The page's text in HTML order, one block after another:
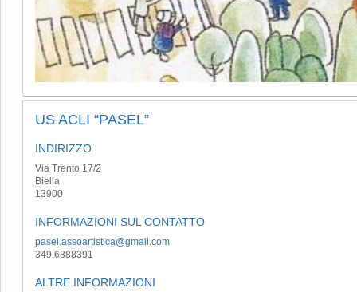
US ACLI “PASEL”
INDIRIZZO
Via Trento 17/2
Biella
13900
INFORMAZIONI SUL CONTATTO
pasel.assoartistica@gmail.com
349.6388391
ALTRE INFORMAZIONI